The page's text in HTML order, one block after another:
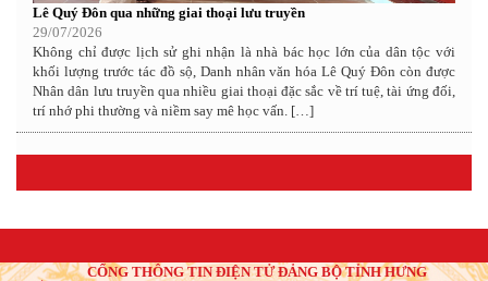
Lê Quý Đôn qua những giai thoại lưu truyền
29/07/2026
Không chỉ được lịch sử ghi nhận là nhà bác học lớn của dân tộc với
khối lượng trước tác đồ sộ, Danh nhân văn hóa Lê Quý Đôn còn được
Nhân dân lưu truyền qua nhiều giai thoại đặc sắc về trí tuệ, tài ứng đối,
trí nhớ phi thường và niềm say mê học vấn. […]
CỔNG THÔNG TIN ĐIỆN TỬ ĐẢNG BỘ TỈNH HƯNG